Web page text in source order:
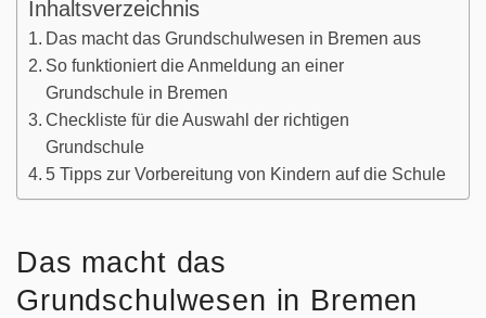
Inhaltsverzeichnis
Das macht das Grundschulwesen in Bremen aus
So funktioniert die Anmeldung an einer
Grundschule in Bremen
Checkliste für die Auswahl der richtigen
Grundschule
5 Tipps zur Vorbereitung von Kindern auf die Schule
Das macht das
Grundschulwesen in Bremen